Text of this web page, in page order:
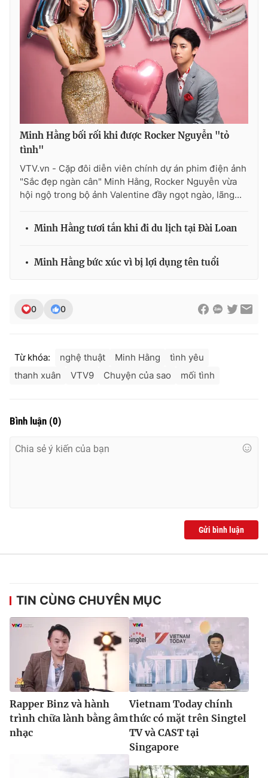
Ðiện thoại Thời báo VTV:024.66 897 897
Email:toasoan@vtv.vn
Liên hệ quảng cáo:024-7300.7108
thuận bằng văn bản. Ghi rõ nguồn VTV.vn khi phát hành lại
thông tin từ website này.
Minh Hằng bối rối khi được Rocker Nguyễn "tỏ
tình"
VTV.vn - Cặp đôi diễn viên chính dự án phim điện ảnh
"Sắc đẹp ngàn cân" Minh Hằng, Rocker Nguyễn vừa
hội ngộ trong bộ ảnh Valentine đầy ngọt ngào, lãng...
Minh Hằng tươi tắn khi đi du lịch tại Đài Loan
Minh Hằng bức xúc vì bị lợi dụng tên tuổi
0 0
Từ khóa: nghệ thuật Minh Hằng
tình yêu
thanh xuân
VTV9 Chuyện của sao mối tình
Bình luận (0)
Gửi bình luận
TIN CÙNG CHUYÊN MỤC
Rapper Binz và hành
trình chữa lành bằng âm
nhạc
Vietnam Today chính
thức có mặt trên Singtel
TV và CAST tại
Singapore